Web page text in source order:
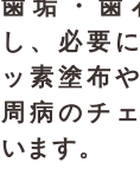
歯垢・歯
し、必要
ッ素塗布
周病のチ
います。